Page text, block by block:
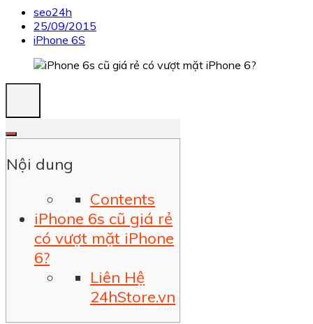
seo24h
25/09/2015
iPhone 6S
Nội dung
Contents
iPhone 6s cũ giá rẻ
có vượt mặt iPhone
6?
Liên Hệ
24hStore.vn